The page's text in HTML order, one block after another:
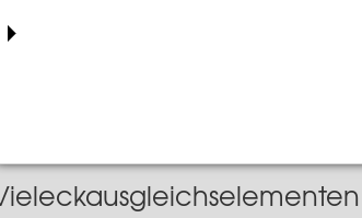
Wänden und Wandabschnitten
Elementen ein Vieleckausgleich
Verwendung zwischen den Elementen